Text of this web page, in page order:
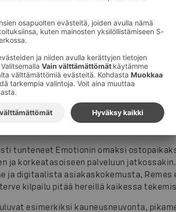
huolella alusta loppuun asti. –
nopeasti ja
myymälästä ollaan häneen suoraan
myötä ketjun huippuhyvä
ketju on selvinnyt myynnillisesti
Prismojen yhteydessä sijaitsevat
tunteneet Emotionin omaksi
ja korkeatasoiseen palveluun
ja digitaalista asiakaskokemusta, Remes
kilpailu pitää hereillä kaikessa
esimerkiksi kauneusneuvonta,